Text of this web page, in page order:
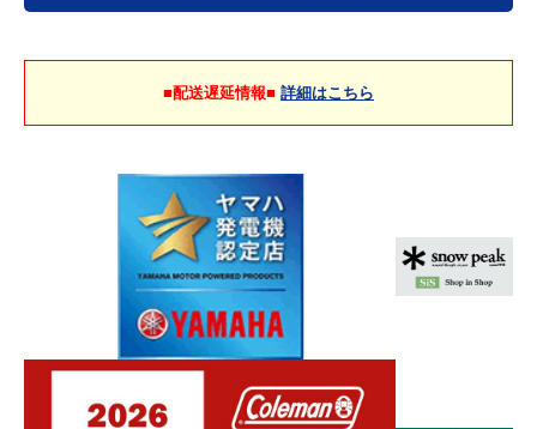
■配送遅延情報■ 詳細はこちら